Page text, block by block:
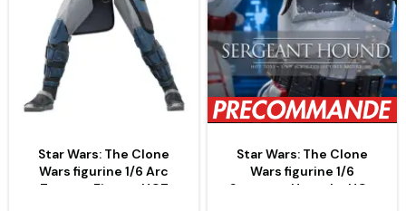
Star Wars: The Clone
Wars figurine 1/6 Arc
Trooper Fives – HOT
Star Wars: The Clone
Wars figurine 1/6
Sergeant Hound – HOT